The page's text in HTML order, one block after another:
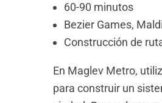
60-90 minutos
Bezier Games,
Construcción de
En Maglev Metro,
para construir un